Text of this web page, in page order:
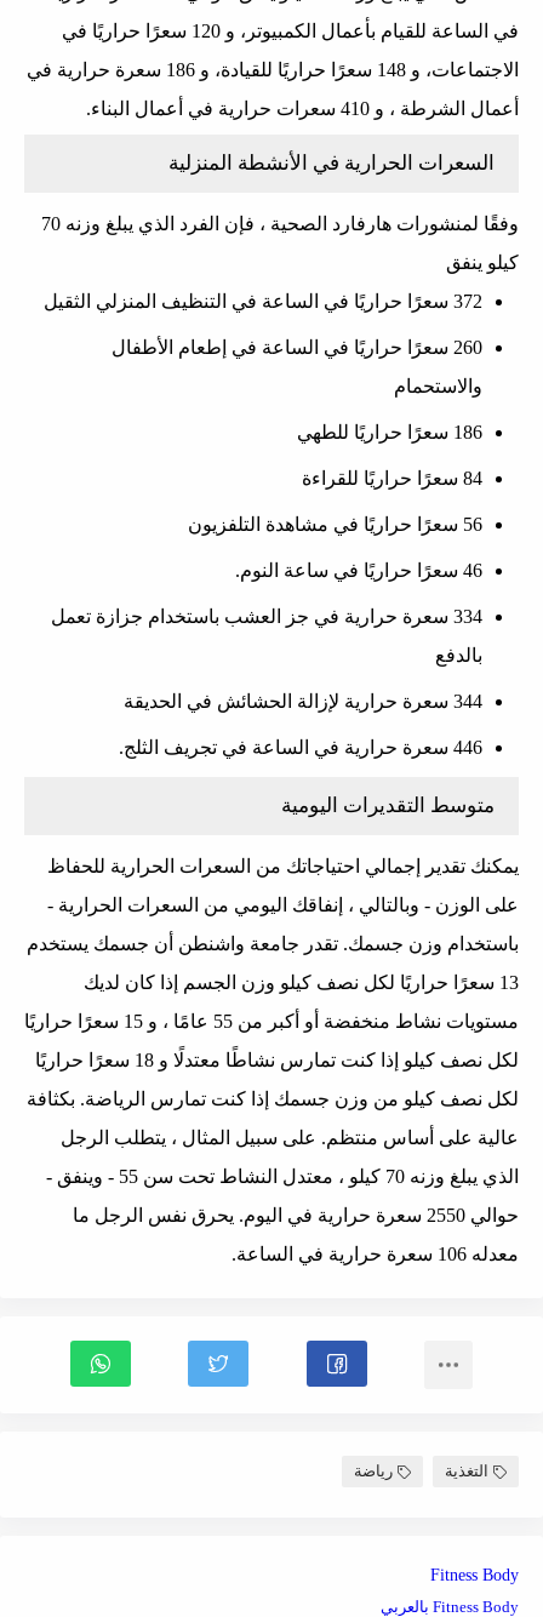
في الساعة للقيام بأعمال الكمبيوتر، و 120 سعرًا حراريًا في
الاجتماعات، و 148 سعرًا حراريًا للقيادة، و 186 سعرة حرارية في
أعمال الشرطة ، و 410 سعرات حرارية في أعمال البناء.
السعرات الحرارية في الأنشطة المنزلية
وفقًا لمنشورات هارفارد الصحية ، فإن الفرد الذي يبلغ وزنه 70
كيلو ينفق
372 سعرًا حراريًا في الساعة في التنظيف المنزلي الثقيل
260 سعرًا حراريًا في الساعة في إطعام الأطفال
والاستحمام
186 سعرًا حراريًا للطهي
84 سعرًا حراريًا للقراءة
56 سعرًا حراريًا في مشاهدة التلفزيون
46 سعرًا حراريًا في ساعة النوم.
334 سعرة حرارية في جز العشب باستخدام جزازة تعمل
بالدفع
344 سعرة حرارية لإزالة الحشائش في الحديقة
446 سعرة حرارية في الساعة في تجريف الثلج.
متوسط ​​التقديرات اليومية
يمكنك تقدير إجمالي احتياجاتك من السعرات الحرارية للحفاظ
على الوزن - وبالتالي ، إنفاقك اليومي من السعرات الحرارية -
باستخدام وزن جسمك. تقدر جامعة واشنطن أن جسمك يستخدم
13 سعرًا حراريًا لكل نصف كيلو وزن الجسم إذا كان لديك
مستويات نشاط منخفضة أو أكبر من 55 عامًا ، و 15 سعرًا حراريًا
لكل نصف كيلو إذا كنت تمارس نشاطًا معتدلًا و 18 سعرًا حراريًا
لكل نصف كيلو من وزن جسمك إذا كنت تمارس الرياضة. بكثافة
عالية على أساس منتظم. على سبيل المثال ، يتطلب الرجل
الذي يبلغ وزنه 70 كيلو ، معتدل النشاط تحت سن 55 - وينفق -
حوالي 2550 سعرة حرارية في اليوم. يحرق نفس الرجل ما
معدله 106 سعرة حرارية في الساعة.
التغذية رياضة
Fitness Body
Fitness Body بالعربي